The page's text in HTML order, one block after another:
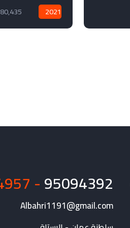
2021 80,435ميل
95094392
- 95174957
Albahri1191@gmail.com